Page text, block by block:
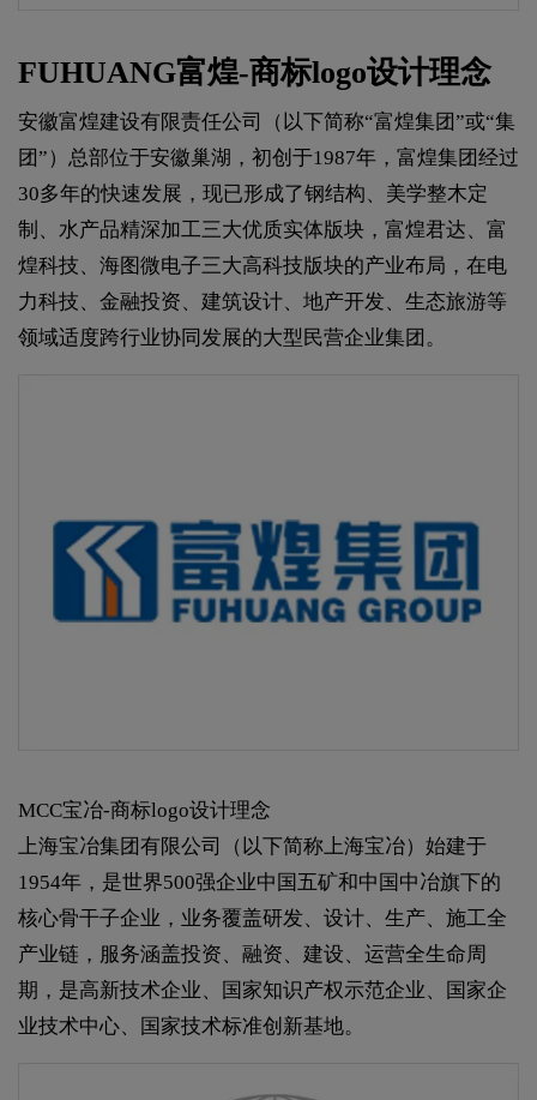
FUHUANG富煌-商标logo设计理念
安徽富煌建设有限责任公司（以下简称“富煌集团”或“集
团”）总部位于安徽巢湖，初创于1987年，富煌集团经过
30多年的快速发展，现已形成了钢结构、美学整木定
制、水产品精深加工三大优质实体版块，富煌君达、富
煌科技、海图微电子三大高科技版块的产业布局，在电
力科技、金融投资、建筑设计、地产开发、生态旅游等
领域适度跨行业协同发展的大型民营企业集团。
MCC宝冶-商标logo设计理念
上海宝冶集团有限公司（以下简称上海宝冶）始建于
1954年，是世界500强企业中国五矿和中国中冶旗下的
核心骨干子企业，业务覆盖研发、设计、生产、施工全
产业链，服务涵盖投资、融资、建设、运营全生命周
期，是高新技术企业、国家知识产权示范企业、国家企
业技术中心、国家技术标准创新基地。